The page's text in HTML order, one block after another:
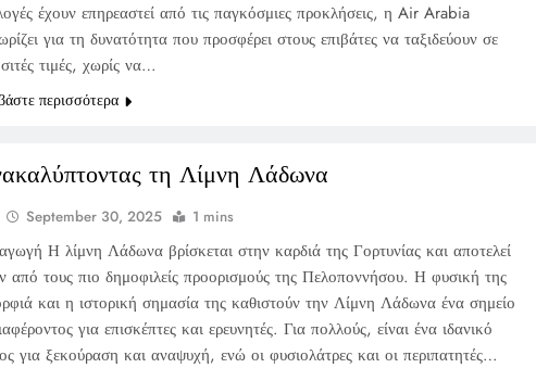
έχουν επηρεαστεί από τις παγκόσμιες προκλήσεις, η Air Arabia
για τη δυνατότητα που προσφέρει στους επιβάτες να ταξιδεύουν σε
τιμές, χωρίς να…
περισσότερα
τη Λίμνη Λάδωνα
September 30, 2025 1 mins
Η λίμνη Λάδωνα βρίσκεται στην καρδιά της Γορτυνίας και αποτελεί
από τους πιο δημοφιλείς προορισμούς της Πελοποννήσου. Η φυσική της
και η ιστορική σημασία της καθιστούν την Λίμνη Λάδωνα ένα σημείο
για επισκέπτες και ερευνητές. Για πολλούς, είναι ένα ιδανικό
για ξεκούραση και αναψυχή, ενώ οι φυσιολάτρες και οι περιπατητές…